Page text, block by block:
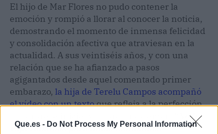
Que.es - Do Not Process My Personal Information
El hijo de Mar Flores no pudo contener la
emoción y rompió a llorar al conocer la noticia,
demostrando el momento de inmensa felicidad
y consolidación afectiva que atraviesan en la
actualidad. A sus veintiséis años, y con una
relación que se ha afianzado a pasos
agigantados desde aquel comentado primer
embarazo, la hija de Terelu Campos acompañó
el vídeo con un textoque refleja a la perfección
“No lo
esperábamos para nada. Estábamos